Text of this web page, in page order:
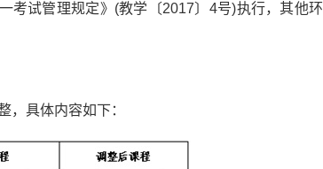
考试管理规定》(教学〔2017〕4号)执行，其他环
具体内容如下：